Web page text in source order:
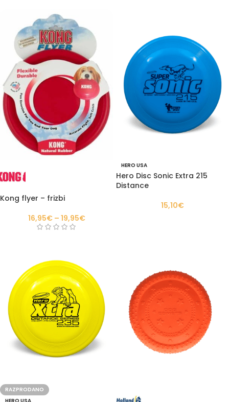
Kong flyer – frizbi
16,95€ – 19,95€
HERO USA
Hero Disc Sonic Extra 215
Distance
15,10€
RAZPRODANO